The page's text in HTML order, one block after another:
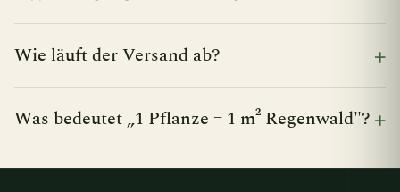
Wie läuft der Versand ab?
Was bedeutet „1 Pflanze = 1 m² Regenwald"?